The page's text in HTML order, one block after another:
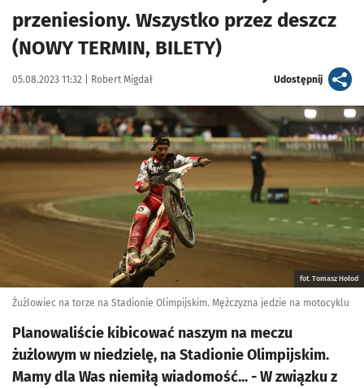
przeniesiony. Wszystko przez deszcz
(NOWY TERMIN, BILETY)
Data publikacji:
05.08.2023 11:32 | Autor:
Robert Migdał Udostępnijartykuł
Kliknij, aby powiększyć
fot. Tomasz Hołod
Żużlowiec na torze na Stadionie Olimpijskim. Mężczyzna jedzie na motocyklu
Planowaliście kibicować naszym na meczu
żużlowym w niedzielę, na Stadionie Olimpijskim.
Mamy dla Was niemiłą wiadomość... - W związku z